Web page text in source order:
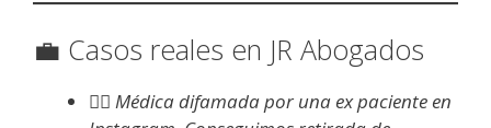
💼 Casos reales en JR Abogados
👩‍⚕️ Médica difamada por una ex paciente en